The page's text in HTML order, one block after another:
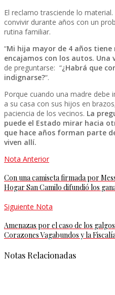
El reclamo trasciende lo
convivir durante años con un
rutina familiar.
“Mi hija mayor de 4 años tiene
encajamos con los autos. Una
de preguntarse: “¿Habrá que
indignarse?“.
Porque cuando una madre debe
a su casa con sus hijos en
paciencia de los vecinos. La
puede el Estado mirar hacia
que hace años forman parte
viven allí.
Nota Anterior
Con una camiseta firmada por
Hogar San Camilo difundió los
Siguiente Nota
Amenazas por el caso de los
Corazones Vagabundos y la
Notas Relacionadas